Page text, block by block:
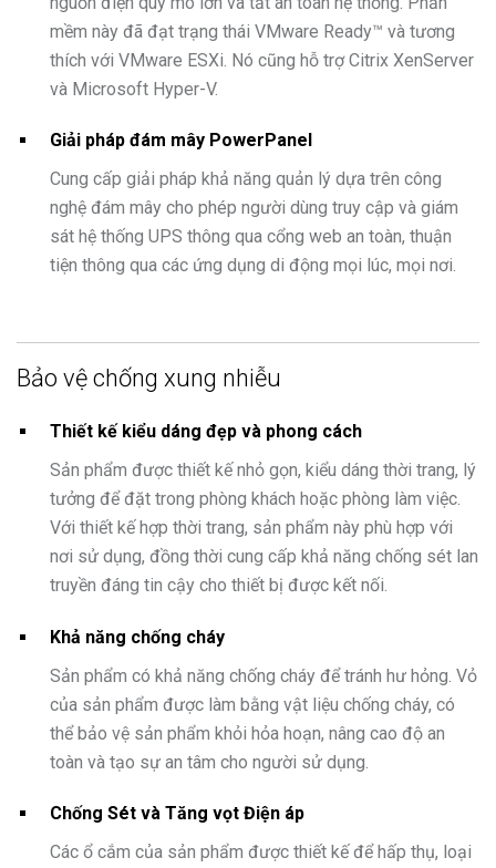
mềm này đã đạt trạng thái VMware Ready™ và tương
thích với VMware ESXi. Nó cũng hỗ trợ Citrix XenServer
và Microsoft Hyper-V.
Giải pháp đám mây PowerPanel
Cung cấp giải pháp khả năng quản lý dựa trên công
nghệ đám mây cho phép người dùng truy cập và giám
sát hệ thống UPS thông qua cổng web an toàn, thuận
tiện thông qua các ứng dụng di động mọi lúc, mọi nơi.
Bảo vệ chống xung nhiễu
Thiết kế kiểu dáng đẹp và phong cách
Sản phẩm được thiết kế nhỏ gọn, kiểu dáng thời trang, lý
tưởng để đặt trong phòng khách hoặc phòng làm việc.
Với thiết kế hợp thời trang, sản phẩm này phù hợp với
nơi sử dụng, đồng thời cung cấp khả năng chống sét lan
truyền đáng tin cậy cho thiết bị được kết nối.
Khả năng chống cháy
Sản phẩm có khả năng chống cháy để tránh hư hỏng. Vỏ
của sản phẩm được làm bằng vật liệu chống cháy, có
thể bảo vệ sản phẩm khỏi hỏa hoạn, nâng cao độ an
toàn và tạo sự an tâm cho người sử dụng.
Chống Sét và Tăng vọt Điện áp
Các ổ cắm của sản phẩm được thiết kế để hấp thụ, loại